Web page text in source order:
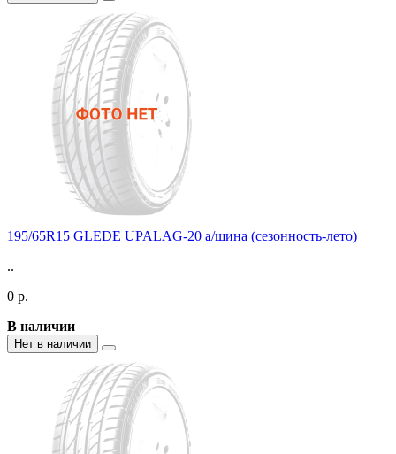
195/65R15 GLEDE UPALAG-20 а/шина (сезонность-лето)
..
0 р.
В наличии
Нет в наличии